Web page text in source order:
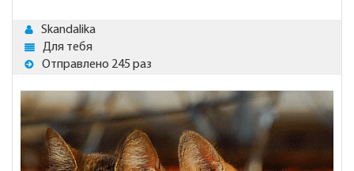
Skandalika
Для тебя
Отправлено 245 раз